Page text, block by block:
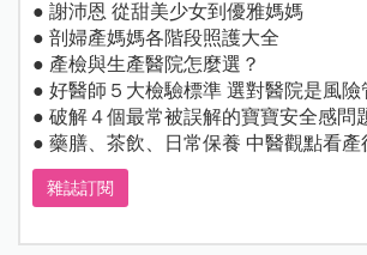
● 謝沛恩 從甜美少女到優雅媽媽
● 剖婦產媽媽各階段照護大全
● 產檢與生產醫院怎麼選？
● 好醫師５大檢驗標準 選對醫院是風險
● 破解４個最常被誤解的寶寶安全感問
● 藥膳、茶飲、日常保養 中醫觀點看產
雜誌訂閱